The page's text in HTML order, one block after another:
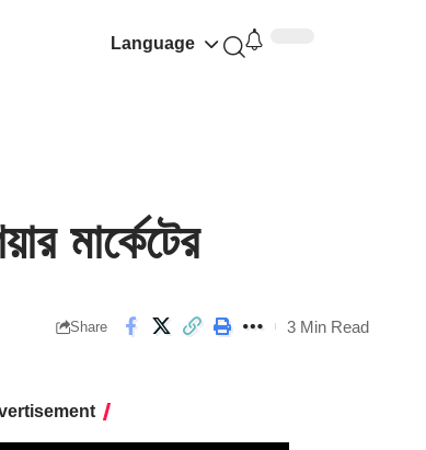
Language
মার্কেটের
Share 3 Min Read